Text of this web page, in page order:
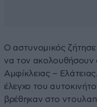
Ο αστυνομικός ζήτησε
να τον ακολουθήσουν
Αμφίκλειας –
έλεγχο του
βρέθηκαν στο